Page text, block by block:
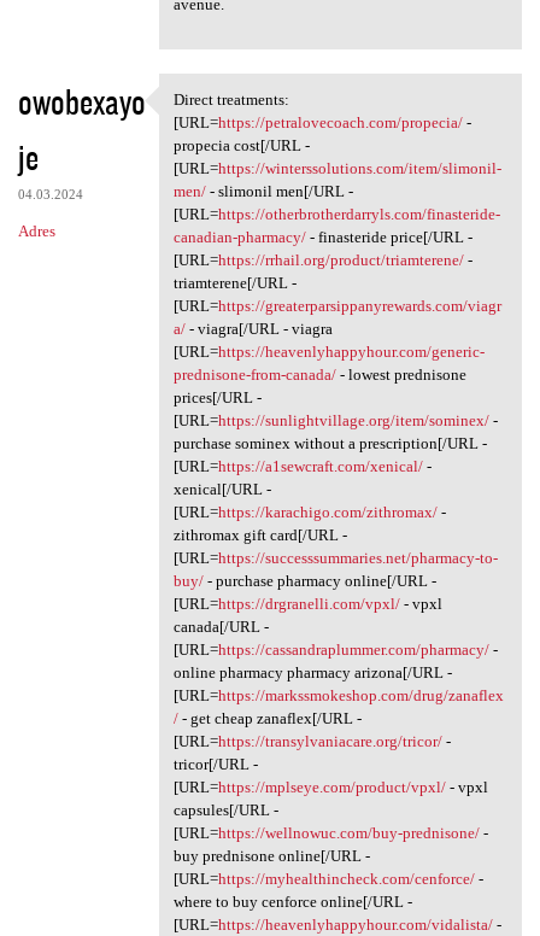
avenue.
owobexayo
je
04.03.2024
Adres
Direct treatments: [URL=https
Direct treatments:
[URL=https://petralovecoach.com/propecia/-
propecia cost[/URL -
[URL=https://winterssolutions.com/item/slimonil-
men/- slimonil men[/URL -
[URL=https://otherbrotherdarryls.com/finasteride-
canadian-pharmacy/- finasteride price[/URL -
[URL=https://rrhail.org/product/triamterene/-
triamterene[/URL -
[URL=https://greaterparsippanyrewards.com/viagr
a/- viagra[/URL - viagra
[URL=https://heavenlyhappyhour.com/generic-
prednisone-from-canada/- lowest prednisone
prices[/URL -
[URL=https://sunlightvillage.org/item/sominex/-
purchase sominex without a prescription[/URL -
[URL=https://a1sewcraft.com/xenical/-
xenical[/URL -
[URL=https://karachigo.com/zithromax/-
zithromax gift card[/URL -
[URL=https://successsummaries.net/pharmacy-to-
buy/- purchase pharmacy online[/URL -
[URL=https://drgranelli.com/vpxl/- vpxl
canada[/URL -
[URL=https://cassandraplummer.com/pharmacy/-
online pharmacy pharmacy arizona[/URL -
[URL=https://markssmokeshop.com/drug/zanaflex
/- get cheap zanaflex[/URL -
[URL=https://transylvaniacare.org/tricor/-
tricor[/URL -
[URL=https://mplseye.com/product/vpxl/- vpxl
capsules[/URL -
[URL=https://wellnowuc.com/buy-prednisone/-
buy prednisone online[/URL -
[URL=https://myhealthincheck.com/cenforce/-
where to buy cenforce online[/URL -
[URL=https://heavenlyhappyhour.com/vidalista/-